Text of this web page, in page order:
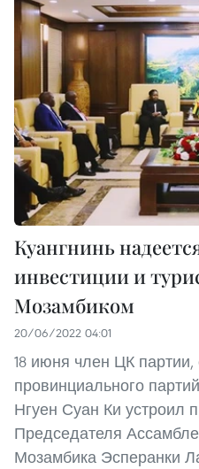
Куангнинь
инвестиции и
Мозамбиком
20/06/2022 04:01
18 июня член ЦК партии,
провинциального
Нгуен Суан Ки устроил
Председателя
Мозамбика Эсперанки